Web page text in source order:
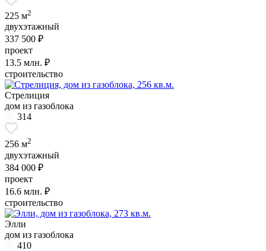
225 м2
двухэтажный
337 500 ₽
проект
13.5 млн. ₽
строительство
Стрелиция
дом из газоблока
314
256 м2
двухэтажный
384 000 ₽
проект
16.6 млн. ₽
строительство
Элли
дом из газоблока
410